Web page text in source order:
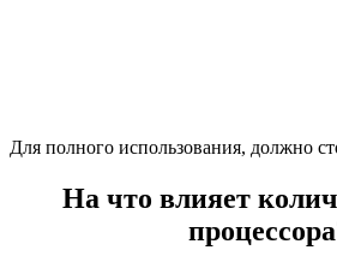
Для полного использования, должно
На что влияет